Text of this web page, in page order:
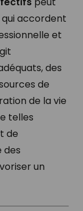
accordent
et
des
de
de la vie
telles
de
des
un